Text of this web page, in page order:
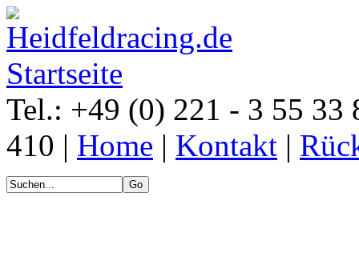
Tel.: +49 (0) 221 - 3 55 33
410 | Home | Kontakt |